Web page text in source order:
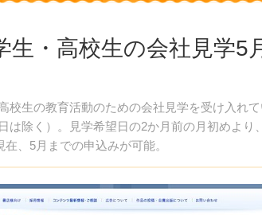
生・高校生の会社見学5
生の教育活動のための会社見学を受け入れて
は除く）。見学希望日の2か月前の月初めより
、5月までの申込みが可能。